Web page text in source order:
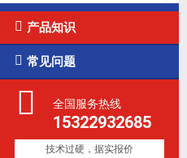
 产品知识
 常见问题
全国服务热线
15322932685
技术过硬，据实报价